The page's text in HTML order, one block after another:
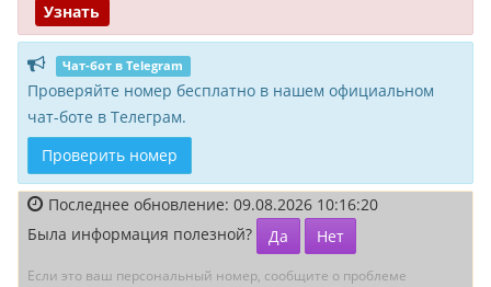
Узнать
Чат-бот в Telegram
Проверяйте номер бесплатно в нашем официальном
чат-боте в Телеграм.
Проверить номер
Последнее обновление: 09.08.2026 10:16:20
Была информация полезной?
Да Нет
Если это ваш персональный номер, сообщите о проблеме